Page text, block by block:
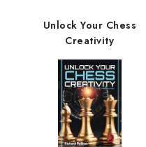
Unlock Your Chess
Creativity